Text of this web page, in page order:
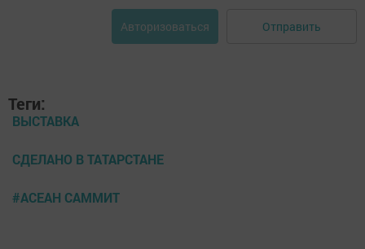
Авторизоваться Отправить
Теги:
ВЫСТАВКА
СДЕЛАНО В ТАТАРСТАНЕ
#АСЕАН САММИТ